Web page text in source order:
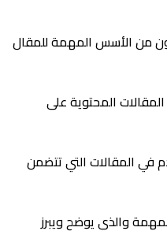
الأسس المهمة للمقال
المحتوية على
التي تتضمن
والذي يوضح ويبرز